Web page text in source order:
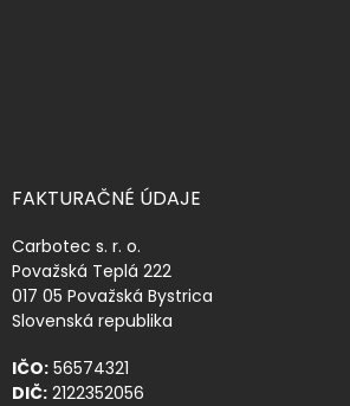
FAKTURAČNÉ ÚDAJE
Carbotec s. r. o.
Považská Teplá 222
017 05 Považská Bystrica
Slovenská republika
IČO: 56574321
DIČ: 2122352056